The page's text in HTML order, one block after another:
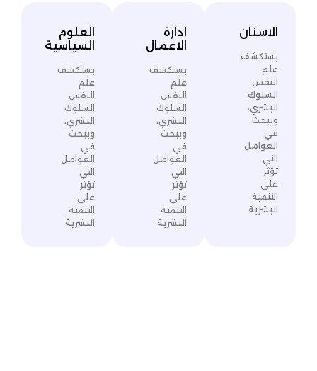
ادارة
يستكشف
علم
النفس
السلوك
البشري،
ويبحث
في
العوامل
التي
تؤثر
على
التنمية
العلوم
السياسية
يستكشف
علم
النفس
السلوك
البشري،
ويبحث
في
العوامل
التي
تؤثر
على
التنمية
البشرية